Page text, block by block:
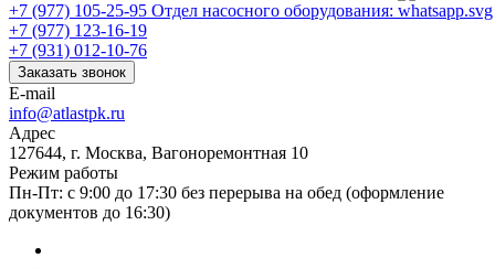
+7 (977) 105-25-95 Отдел насосного оборудования:
+7 (977) 123-16-19
+7 (931) 012-10-76
Заказать звонок
E-mail
info@atlastpk.ru
Адрес
127644, г. Москва, Вагоноремонтная 10
Режим работы
Пн-Пт: с 9:00 до 17:30 без перерыва на обед (оформление
документов до 16:30)